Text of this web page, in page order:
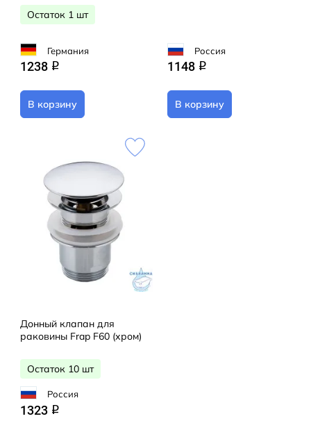
Остаток 1 шт
Германия
1238 q
В корзину
Россия
1148 q
В корзину
Донный клапан для
раковины Frap F60 (хром)
Остаток 10 шт
Россия
1323 q